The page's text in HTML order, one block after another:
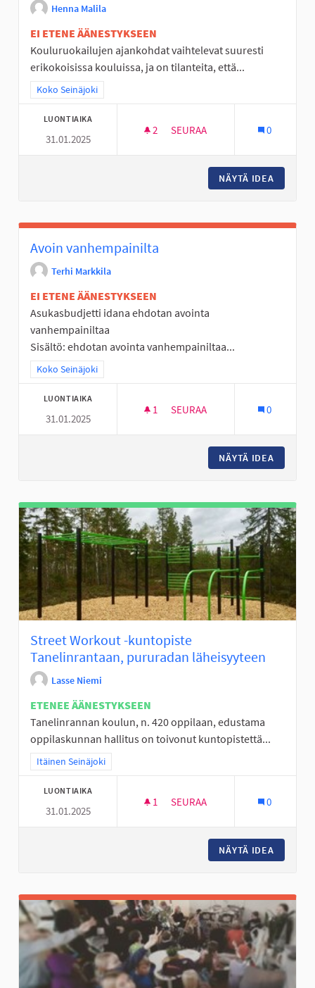
Henna Malila
EI ETENE ÄÄNESTYKSEEN
Kouluruokailujen ajankohdat vaihtelevat suuresti
erikokoisissa kouluissa, ja on tilanteita, että...
Rajaa tulokset teeman mukaan: Koko Seinäjoki
Koko Seinäjoki
LUONTIAIKA
31.01.2025
2 2 SEURAAJAA
SEURAA 0
NÄYTÄ IDEA
Avoin vanhempainilta
Terhi Markkila
EI ETENE ÄÄNESTYKSEEN
Asukasbudjetti idana ehdotan avointa
vanhempainiltaa
Sisältö: ehdotan avointa vanhempainiltaa...
Rajaa tulokset teeman mukaan: Koko Seinäjoki
Koko Seinäjoki
LUONTIAIKA
31.01.2025
1 1 SEURAAJA
SEURAA 0
NÄYTÄ IDEA
Street Workout -kuntopiste
Tanelinrantaan, pururadan läheisyyteen
Lasse Niemi
ETENEE ÄÄNESTYKSEEN
Tanelinrannan koulun, n. 420 oppilaan, edustama
oppilaskunnan hallitus on toivonut kuntopistettä...
Rajaa tulokset teeman mukaan: Itäinen Seinäjoki
Itäinen Seinäjoki
LUONTIAIKA
31.01.2025
1 1 SEURAAJA
SEURAA 0
NÄYTÄ IDEA